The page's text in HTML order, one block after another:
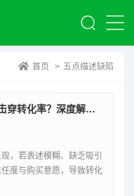
首页 > 五点描述缺陷
五点描述缺陷如何直接击穿转化率？深度解析与优化策略全揭秘
，若表述模糊、缺乏吸引
度与购买意愿，导致转化